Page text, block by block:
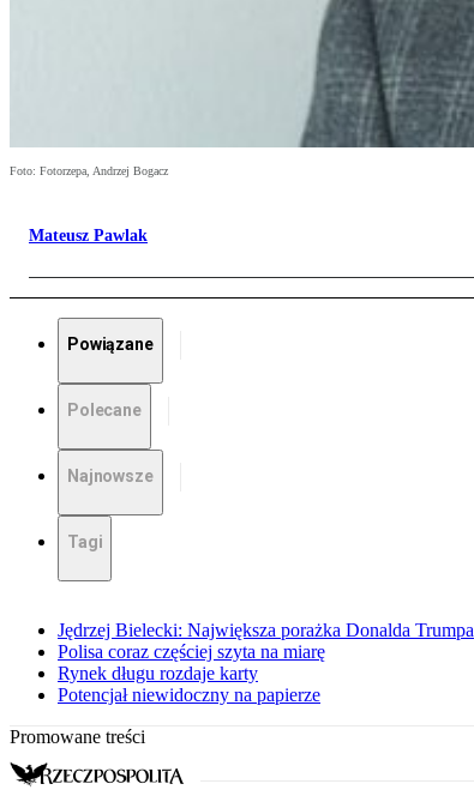
Foto: Fotorzepa, Andrzej Bogacz
Mateusz Pawlak
Powiązane
Polecane
Najnowsze
Tagi
Jędrzej Bielecki: Największa porażka Donalda Trumpa
Polisa coraz częściej szyta na miarę
Rynek długu rozdaje karty
Potencjał niewidoczny na papierze
Promowane treści